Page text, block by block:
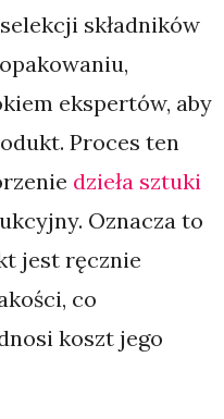
składników
ekspertów, aby
Proces ten
dzieła sztuki
Oznacza to
jest ręcznie
co
koszt jego